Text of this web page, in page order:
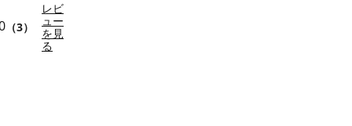
（3）
レビ
ュー
を見
る